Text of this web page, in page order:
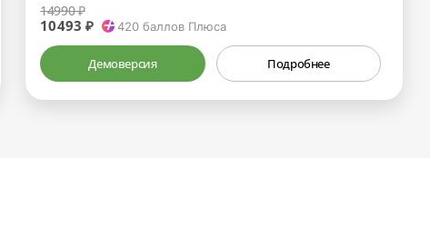
14990 ₽
10493 ₽ 420баллов Плюса
Демоверсия Подробнее